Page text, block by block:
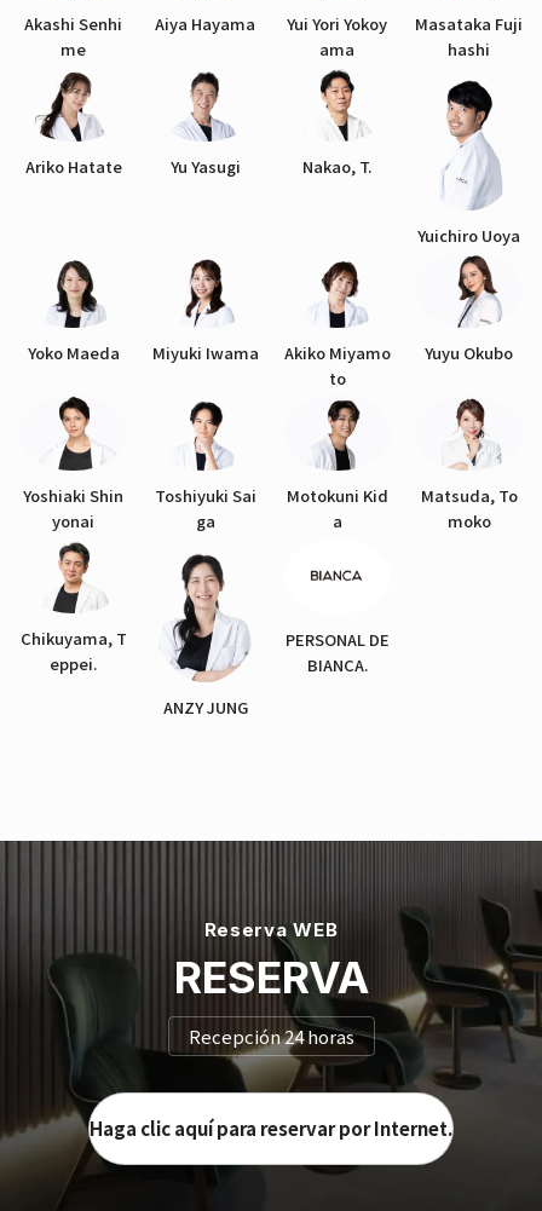
Akashi Senhi
me
Aiya Hayama
Yui Yori Yokoy
ama
Masataka Fuji
hashi
Ariko Hatate Yu Yasugi Nakao, T.
Yuichiro Uoya
Yoko Maeda Miyuki Iwama
Akiko Miyamo
to
Yuyu Okubo
Yoshiaki Shin
yonai
Toshiyuki Sai
ga
Motokuni Kid
a
Matsuda, To
moko
Chikuyama, T
eppei.
ANZY JUNG
PERSONAL DE
BIANCA.
Reserva WEB
RESERVA
Recepción 24 horas
Haga clic aquí para reservar por Internet.